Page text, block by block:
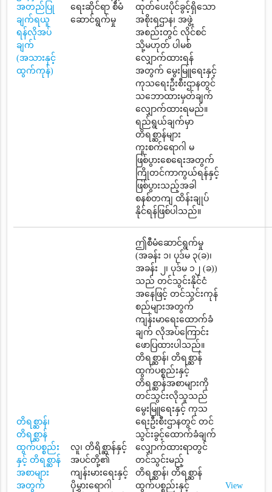
အတည်ပြု
ချက်ရယူ
ရန်လိုအပ်
ချက်
(အသားနှင့်
ထွက်ကုန်)
ရေးဆိုင်ရာ စီမံ
ဆောင်ရွက်မှု
ထုတ်ပေးပိုင်ခွင့်ရှိသော
အစိုးရဌာန၊ အဖွဲ့
အစည်းတွင် လိုင်စင်
သို့မဟုတ် ပါမစ်
လျှောက်ထားရန်
အတွက် မွေးမြူရေးနှင့်
ကုသရေးဦးစီးဌာနတွင်
သဘောထားမှတ်ချက်
လျှောက်ထားရမည်။
ရည်ရွယ်ချက်မှာ
တိရစ္ဆာန်များ
ကူးစက်ရောဂါ မ
ဖြစ်ပွားစေရေးအတွက်
ကြိုတင်ကာကွယ်ရန်နှင့်
ဖြစ်ပွားသည့်အခါ
စနစ်တကျ ထိန်းချုပ်
နိုင်ရန်ဖြစ်ပါသည်။
တိရစ္ဆာန်၊
တိရစ္ဆာန်
ထွက်ပစ္စည်း
နှင့် တိရစ္ဆာန်
အစာများ
အတွက်
လူ၊ တိရိစ္ဆာန်နှင့်
အပင်တို့၏
ကျန်းမားရေးနှင့်
ပိုမွှားရောဂါ
ဤစီမံဆောင်ရွက်မှု
(အခန်း ၁၊ ပုဒ်မ ၃(ခ)၊
အခန်း ၂၊ ပုဒ်မ ၁၂ (ခ))
သည် တင်သွင်းနိုင်ငံ
အနေဖြင့် တင်သွင်းကုန်
စည်များအတွက်
ကျန်းမာရေးထောက်ခံ
ချက် လိုအပ်ကြောင်း
ဖောပြထားပါသည်။
တိရစ္ဆာန်၊ တိရစ္ဆာန်
ထွက်ပစ္စည်းနှင့်
တိရစ္ဆာန်အစာများကို
တင်သွင်းလိုသူသည်
မွေးမြူရေးနှင့် ကုသ
ရေးဦးစီးဌာနတွင် တင်
သွင်းခွင့်ထောက်ခံချက်
လျှောက်ထားရာတွင်
တင်သွင်းမည့်
တိရစ္ဆာန်၊ တိရစ္ဆာန်
ထွက်ပစ္စည်းနှင့်
View